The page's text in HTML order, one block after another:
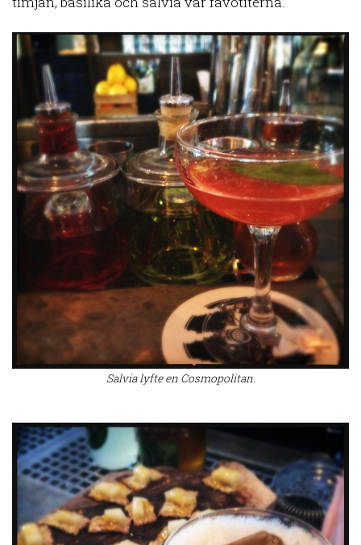
Salvia lyfte en Cosmopolitan.